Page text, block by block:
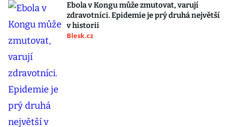
Ebola v Kongu může zmutovat, varují
zdravotníci. Epidemie je prý druhá největší
v historii
Blesk.cz